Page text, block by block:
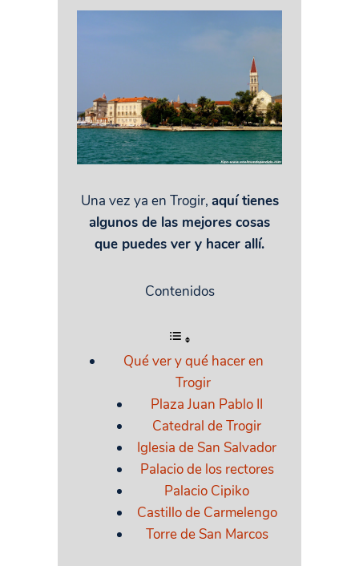
Una vez ya en Trogir, aquí tienes
algunos de las mejores cosas
que puedes ver y hacer allí.
Contenidos
Qué ver y qué hacer en
Trogir
Plaza Juan Pablo II
Catedral de Trogir
Iglesia de San Salvador
Palacio de los rectores
Palacio Cipiko
Castillo de Carmelengo
Torre de San Marcos